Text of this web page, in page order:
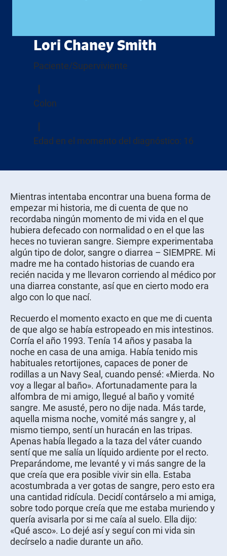
Lori Chaney Smith
Paciente/Superviviente
Colon
Edad en el momento del diagnóstico: 16
Mientras intentaba encontrar una buena forma de
empezar mi historia, me di cuenta de que no
recordaba ningún momento de mi vida en el que
hubiera defecado con normalidad o en el que las
heces no tuvieran sangre. Siempre experimentaba
algún tipo de dolor, sangre o diarrea – SIEMPRE. Mi
madre me ha contado historias de cuando era
recién nacida y me llevaron corriendo al médico por
una diarrea constante, así que en cierto modo era
algo con lo que nací.
Recuerdo el momento exacto en que me di cuenta
de que algo se había estropeado en mis intestinos.
Corría el año 1993. Tenía 14 años y pasaba la
noche en casa de una amiga. Había tenido mis
habituales retortijones, capaces de poner de
rodillas a un Navy Seal, cuando pensé: «Mierda. No
voy a llegar al baño». Afortunadamente para la
alfombra de mi amigo, llegué al baño y vomité
sangre. Me asusté, pero no dije nada. Más tarde,
aquella misma noche, vomité más sangre y, al
mismo tiempo, sentí un huracán en las tripas.
Apenas había llegado a la taza del váter cuando
sentí que me salía un líquido ardiente por el recto.
Preparándome, me levanté y vi más sangre de la
que creía que era posible vivir sin ella. Estaba
acostumbrada a ver gotas de sangre, pero esto era
una cantidad ridícula. Decidí contárselo a mi amiga,
sobre todo porque creía que me estaba muriendo y
quería avisarla por si me caía al suelo. Ella dijo:
«Qué asco». Lo dejé así y seguí con mi vida sin
decírselo a nadie durante un año.